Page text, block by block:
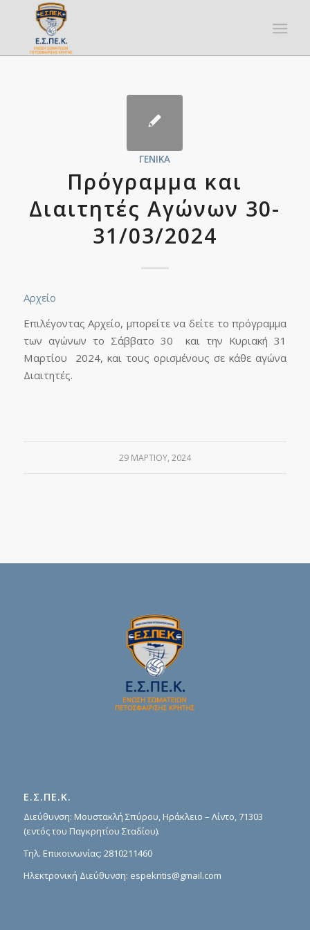
ΓΕΝΙΚΆ
Πρόγραμμα και
Διαιτητές Αγώνων 30-
31/03/2024
Αρχείο
Επιλέγοντας Αρχείο, μπορείτε να δείτε το πρόγραμμα
των αγώνων το Σάββατο 30 και την Κυριακή 31
Μαρτίου 2024, και τους ορισμένους σε κάθε αγώνα
Διαιτητές.
29 ΜΑΡΤΊΟΥ, 2024
Ε.Σ.ΠΕ.Κ.
Διεύθυνση: Μουστακλή Σπύρου, Ηράκλειο – Λίντο, 71303
(εντός του Παγκρητίου Σταδίου).
Τηλ. Επικοινωνίας: 2810211460
Ηλεκτρονική Διεύθυνση: espekritis@gmail.com